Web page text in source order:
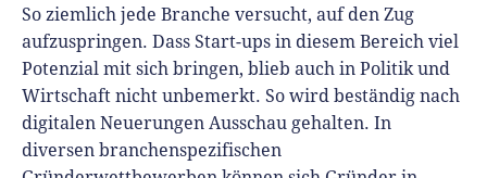
So ziemlich jede Branche versucht, auf den Zug
aufzuspringen. Dass Start-ups in diesem Bereich viel
Potenzial mit sich bringen, blieb auch in Politik und
Wirtschaft nicht unbemerkt. So wird beständig nach
digitalen Neuerungen Ausschau gehalten. In
diversen branchenspezifischen